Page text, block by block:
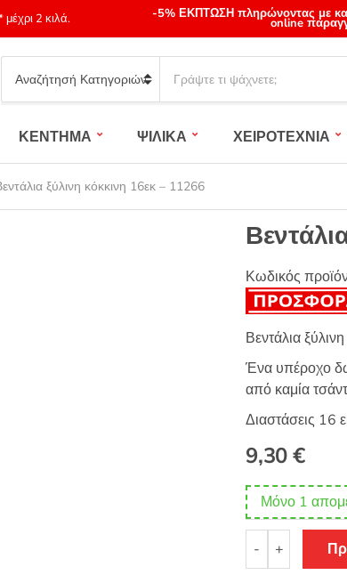
μέχρι 2 κιλά. -5% ΕΚΠΤΩΣΗ πληρώνοντας με
online
Category
name
a
c
h
p
ΚΕΝΤΗΜΑ ΨΙΛΙΚΑ ΧΕΙΡΟΤΕΧΝΙΑ
ξύλινη κόκκινη 16εκ – 11266
Κωδικός
Βεντάλια
Ένα υπέροχο
από καμία
Διαστάσεις 16
9,30€
Μόνο 1
-
ξύλινη
+